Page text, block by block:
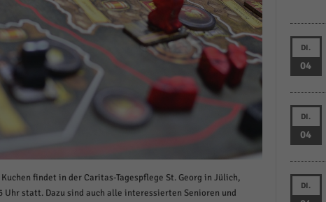
findet in der Caritas-Tagespflege St. Georg in Jülich,
statt. Dazu sind auch alle interessierten Senioren und
DI.
04
DI.
04
DI.
Cookies und andere Technologien auf unserer Website. Einige von
während andere uns helfen, diese Website und Ihre Erfahrung zu
Personenbezogene Daten können verarbeitet werden (z. B. IP-
personalisierte Anzeigen und Inhalte oder Anzeigen- und Inhaltsmessung.
Informationen über die Verwendung Ihrer Daten finden Sie in unserer
Sie eine Übersicht über alle verwendeten Cookies. Sie können Ihre
zu ganzen Kategorien geben oder sich weitere Informationen anzeigen
und so nur bestimmte Cookies auswählen.
und weiter